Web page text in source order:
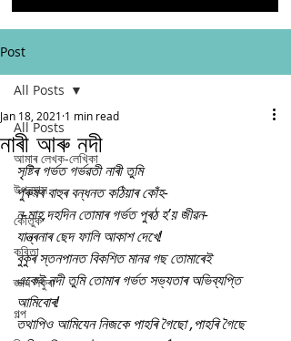
Post
All Posts
আমাৰ লেখক-লেখিকা
উপন্যাস
কৌতুক
কবিতা
জ্ঞান সঁফুৰা
গল্প
All Posts
নাৰী আৰু নদী
Jan 18, 2021 1 min read
সৃষ্টিৰ গৰ্ভত গৰ্ভৱতী নাৰী তুমি
পুৰুষৰ বাহুৰ বন্ধনত কঠিয়াৰ কোঁহ-
ন-মাহ,দহদিন তোমাৰ গৰ্ভত পুৰঠ হ’য় জীৱন-
যান্ত্ৰনাৰ ছেদ ফালি আকাশ দেখে!
বুকুৰ স্তনপানত বিকশিত মানৱ গছ তোমাৰেই
একেই নদী তুমি তোমাৰ গৰ্ভত সভ্যতাৰ অভিব্যপ্তি
আমিবোৰ!
তথাপিও আমিযেন নিজকে পাহৰি গৈছো ,পাহৰি গৈছে